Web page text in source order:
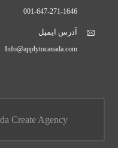
001-647-271-1646
آدرس ایمیل
Info@applytocanada.com
Create Agency